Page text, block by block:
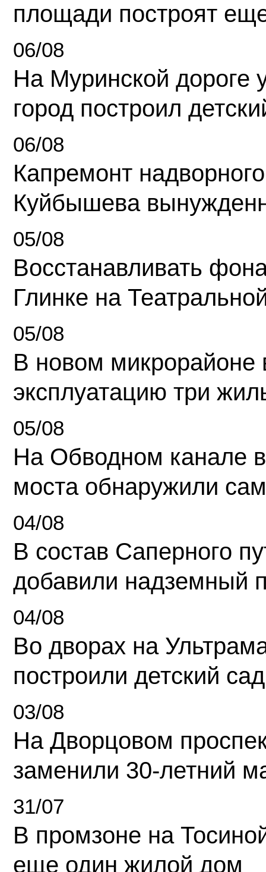
площади построят
06/08
На Муринской дороге
город построил
06/08
Капремонт
Куйбышева
05/08
Восстанавливать
Глинке на
05/08
В новом микрорайоне
эксплуатацию три
05/08
На Обводном канале
моста обнаружили
04/08
В состав Саперного
добавили надземный
04/08
Во дворах на
построили детский сад
03/08
На Дворцовом
заменили 30-летний
31/07
В промзоне на
еще один жилой дом